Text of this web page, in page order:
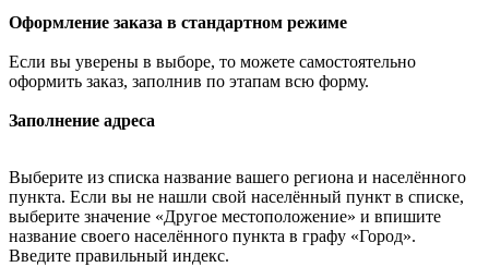
Оформление заказа в стандартном режиме
Если вы уверены в выборе, то можете самостоятельно
оформить заказ, заполнив по этапам всю форму.
Заполнение адреса
Выберите из списка название вашего региона и населённого
пункта. Если вы не нашли свой населённый пункт в списке,
выберите значение «Другое местоположение» и впишите
название своего населённого пункта в графу «Город».
Введите правильный индекс.